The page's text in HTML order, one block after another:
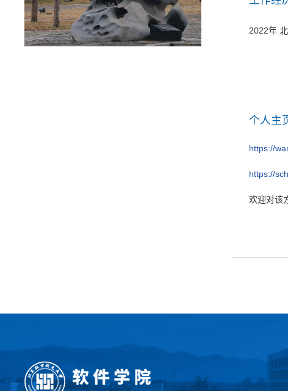
2022年
个人主
https://
https://
欢迎对该